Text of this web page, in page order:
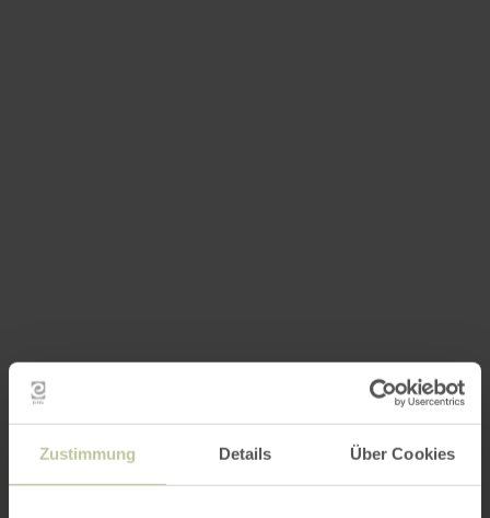
Zustimmung Details Über Cookies